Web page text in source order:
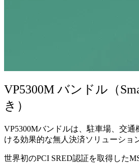
VP5300M バンドル（
き）
VP5300Mバンドルは、駐車場、交通
ける効果的な無人決済ソリューショ
世界初のPCI SRED認証を取得した